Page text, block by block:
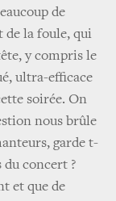
de
de la foule, qui
y compris le
ultra-efficace
soirée. On
nous brûle
garde t-
du concert ?
et que de